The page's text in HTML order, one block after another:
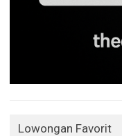
Lowongan Favorit